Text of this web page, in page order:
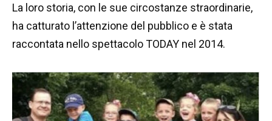
La loro storia, con le sue circostanze straordinarie,
ha catturato l’attenzione del pubblico e è stata
raccontata nello spettacolo TODAY nel 2014.